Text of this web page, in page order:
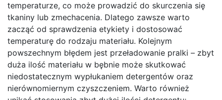
temperaturze, co może prowadzić do skurczenia się
tkaniny lub zmechacenia. Dlatego zawsze warto
zacząć od sprawdzenia etykiety i dostosować
temperaturę do rodzaju materiału. Kolejnym
powszechnym błędem jest przeładowanie pralki – zbyt
duża ilość materiału w bębnie może skutkować
niedostatecznym wypłukaniem detergentów oraz
nierównomiernym czyszczeniem. Warto również